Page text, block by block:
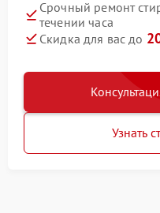
Срочный ремонт
течении часа
Скидка для вас до
Узнать